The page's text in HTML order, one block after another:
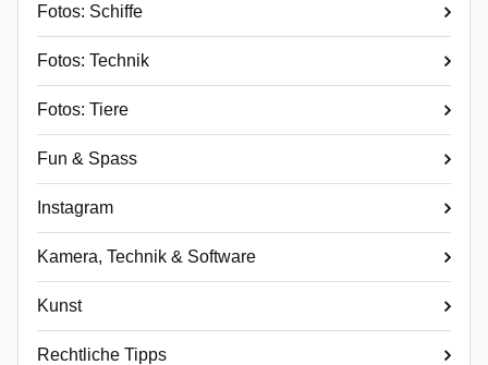
Fotos: Schiffe
Fotos: Technik
Fotos: Tiere
Fun & Spass
Instagram
Kamera, Technik & Software
Kunst
Rechtliche Tipps